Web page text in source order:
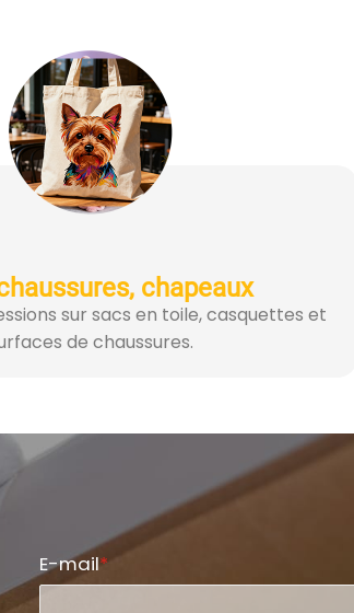
chapeaux
sur sacs en toile, casquettes et
de chaussures.
E-mail*